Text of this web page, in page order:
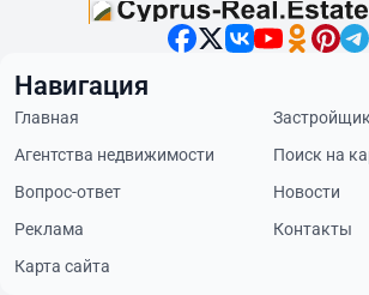
Навигация
Главная
Агентства недвижимости
Поиск на
Вопрос-ответ
Новости
Реклама
Контакты
Карта сайта